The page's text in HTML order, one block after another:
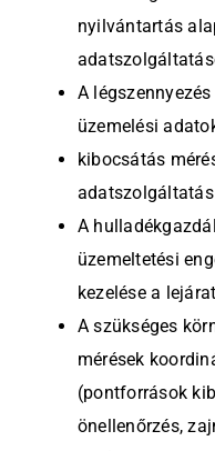
nyilvántartás
A
üzemelési
kibocsátás
A
üzemeltetési
kezelése a
A szükséges
mérések
(pontforrások
önellenőrzés,